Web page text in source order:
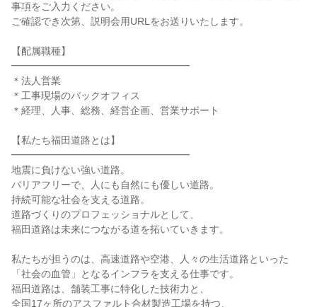
事項をご入力ください。
ご確認でき次第、説明会用URLをお送りいたします。
【配属職種】
━━━━━━━━━━━━━━━━━━
＊法人営業
＊工事現場のバックオフィス
＊経理、人事、総務、経営企画、営業サポート
【私たち福田道路とは】
━━━━━━━━━━━━━━━━━━
地震に負けない強い道路。
バリアフリーで、人にも自然にも優しい道路。
持続可能な社会を支える道路。
道路づくりのプロフェッショナルとして、
福田道路は未来につながる道を拓いていきます。
私たちが担うのは、高速道路や空港、人々の生活道路といった
「社会の血管」となるインフラを支える仕事です。
福田道路は、舗装工事に特化した技術力と、
全国17ヶ所のアスファルト合材製造工場を持つ、